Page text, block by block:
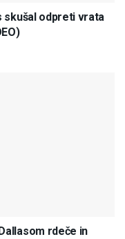
skušal odpreti vrata
rdeče in